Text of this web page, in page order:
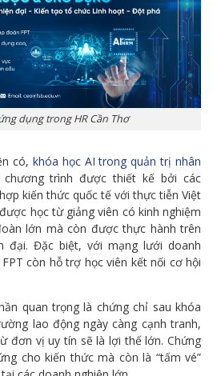
dụng trong HR Cần Thơ
có, khóa học AI trong quản trị nhân
trình được thiết kế bởi các
kiến thức quốc tế với thực tiễn Việt
học từ giảng viên có kinh nghiệm
lớn mà còn được thực hành trên
đại. Đặc biệt, với mạng lưới doanh
còn hỗ trợ học viên kết nối cơ hội
quan trọng là chứng chỉ sau khóa
lao động ngày càng cạnh tranh,
đơn vị uy tín sẽ là lợi thế lớn. Chứng
cho kiến thức mà còn là “tấm vé”